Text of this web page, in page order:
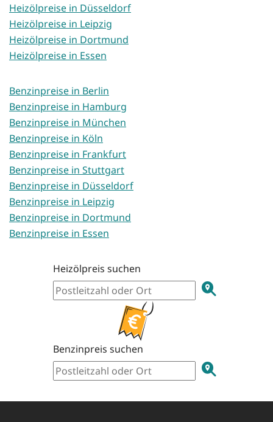
Heizölpreise in Düsseldorf
Heizölpreise in Leipzig
Heizölpreise in Dortmund
Heizölpreise in Essen
Benzinpreise in Berlin
Benzinpreise in Hamburg
Benzinpreise in München
Benzinpreise in Köln
Benzinpreise in Frankfurt
Benzinpreise in Stuttgart
Benzinpreise in Düsseldorf
Benzinpreise in Leipzig
Benzinpreise in Dortmund
Benzinpreise in Essen
Heizölpreis suchen
Benzinpreis suchen